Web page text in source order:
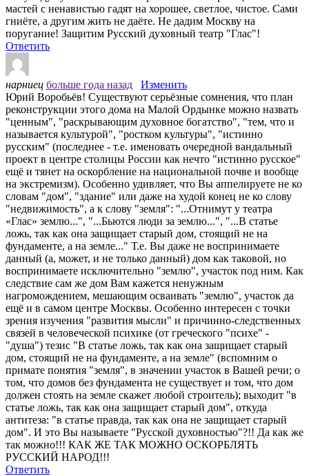
мастей с ненавистью гадят на хорошее, светлое, чистое. Сами
гниёте, а другим жить не даёте. Не дадим Москву на
поругание! Защитим Русский духовный театр "Глас"!
Ответить
нарниец больше года назад
Изменить
Юрий Воробьёв! Существуют серьёзные сомнения, что план
реконструкции этого дома на Малой Ордынке можно назвать
"ценным", "раскрывающим духовное богатство", "тем, что и
называется культурой", "ростком культуры", "истинно
русским" (последнее - т.е. именовать очередной вандальный
проект в центре столицы России как нечто "истинно русское"
ещё и тянет на оскорбление на национальной почве и вообще
на экстремизм). Особенно удивляет, что Вы аппелируете не ко
словам "дом", "здание" или даже на худой конец не ко слову
"недвижимость", а к слову "земля": "...Отнимут у театра
«Глас» землю...", "...Бьются люди за землю...", "...В статье
ложь, так как она защищает старый дом, стоящий не на
фундаменте, а на земле..." Т.е. Вы даже не воспринимаете
данный (а, может, и не только данный) дом как таковой, но
воспринимаете исключительно "землю", участок под ним. Как
следствие сам же дом Вам кажется ненужным
нагромождением, мешающим осваивать "землю", участок да
ещё и в самом центре Москвы. Особенно интересен с точки
зрения изучения "развития мысли" и причинно-следственных
связей в человеческой психике (от греческого "психе" -
"душа") тезис "В статье ложь, так как она защищает старый
дом, стоящий не на фундаменте, а на земле" (вспомним о
примате понятия "земля", в значении участок в Вашей речи; о
том, что домов без фундамента не существует и том, что дом
должен стоять на земле скажет любой строитель); выходит "в
статье ложь, так как она защищает старый дом", откуда
антитеза: "в статье правда, так как она не защищает старый
дом". И это Вы называете "Русской духовностью"?!! Да как же
так можно!!! КАК ЖЕ ТАК МОЖНО ОСКОРБЛЯТЬ
РУССКИЙ НАРОД!!!
Ответить